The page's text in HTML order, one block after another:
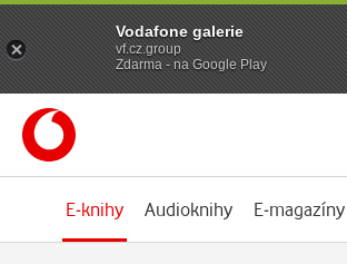
E-knihy Audioknihy E-magazíny
Vodafone galerie
vf.cz.group
Zdarma - na Google Play